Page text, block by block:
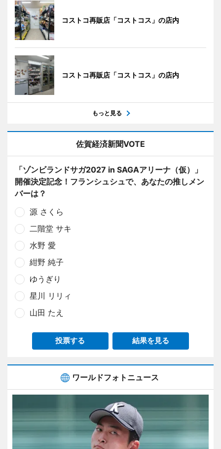
コストコ再販店「コストコス」の店内
コストコ再販店「コストコス」の店内
もっと見る
佐賀経済新聞VOTE
「ゾンビランドサガ2027 in SAGAアリーナ（仮）」
開催決定記念！フランシュシュで、あなたの推しメン
バーは？
源 さくら
二階堂 サキ
水野 愛
紺野 純子
ゆうぎり
星川 リリィ
山田 たえ
投票する 結果を見る
ワールドフォトニュース